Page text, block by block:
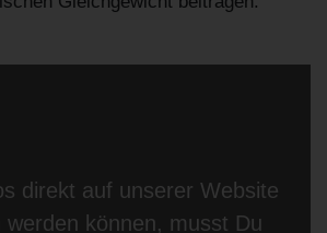
direkt auf unserer Website
werden können, musst Du